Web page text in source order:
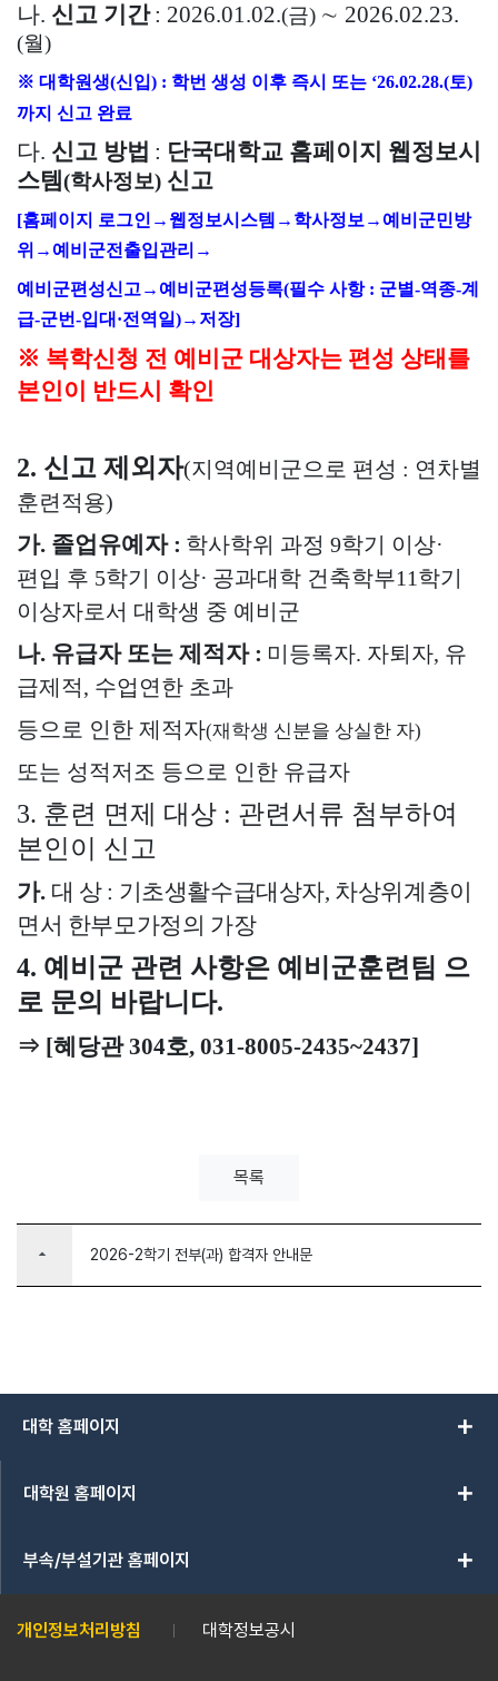
나. 신고 기간 : 2026.01.02.(금) ∼ 2026.02.23.
(월)
※ 대학원생(신입) : 학번 생성 이후 즉시 또는 ‘26.02.28.(토)
까지 신고 완료
다. 신고 방법 : 단국대학교 홈페이지 웹정보시
스템(학사정보) 신고
[홈페이지 로그인 → 웹정보시스템 → 학사정보 → 예비군민방
위 → 예비군전출입관리 →
예비군편성신고 → 예비군편성등록(필수 사항 : 군별-역종-계
급-군번-입대 ·전역일)→ 저장]
※ 복학신청 전 예비군 대상자는 편성 상태를
본인이 반드시 확인
2. 신고 제외자(지역예비군으로 편성 : 연차별
훈련적용)
가. 졸업유예자 : 학사학위 과정 9학기 이상·
편입 후 5학기 이상· 공과대학 건축학부11학기
이상자로서 대학생 중 예비군
나. 유급자 또는 제적자 : 미등록자. 자퇴자, 유
급제적, 수업연한 초과
등으로 인한 제적자(재학생 신분을 상실한 자)
또는 성적저조 등으로 인한 유급자
3. 훈련 면제 대상 : 관련서류 첨부하여
본인이 신고
가. 대 상 : 기초생활수급대상자, 차상위계층이
면서 한부모가정의 가장
4. 예비군 관련 사항은 예비군훈련팀 으
로 문의 바랍니다.
⇒ [혜당관304호, 031-8005-2435~2437]
목록
arrow_drop_up 2026-2학기 전부(과) 합격자 안내문
대학 홈페이지 add
대학원 홈페이지 add
부속/부설기관 홈페이지 add
개인정보처리방침 대학정보공시